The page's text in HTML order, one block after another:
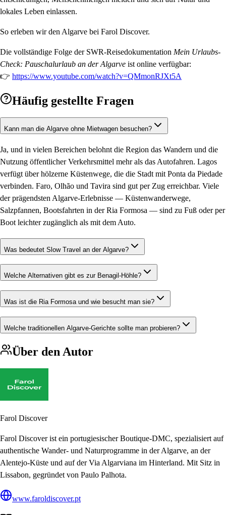
lokales Leben einlassen.
So erleben wir den Algarve bei Farol Discover.
Die vollständige Folge der SWR-Reisedokumentation Mein Urlaubs-
Check: Pauschalurlaub an der Algarve ist online verfügbar:
👉 https://www.youtube.com/watch?v=QMmonRJXt5A
Häufig gestellte Fragen
Kann man die Algarve ohne Mietwagen besuchen?
Ja, und in vielen Bereichen belohnt die Region das Wandern und die
Nutzung öffentlicher Verkehrsmittel mehr als das Autofahren. Lagos
verfügt über hölzerne Küstenwege, die die Stadt mit Ponta da Piedade
verbinden. Faro, Olhão und Tavira sind gut per Zug erreichbar. Viele
der prägendsten Algarve-Erlebnisse — Küstenwanderwege,
Salzpfannen, Bootsfahrten in der Ria Formosa — sind zu Fuß oder per
Boot leichter zugänglich als mit dem Auto.
Was bedeutet Slow Travel an der Algarve?
Welche Alternativen gibt es zur Benagil-Höhle?
Was ist die Ria Formosa und wie besucht man sie?
Welche traditionellen Algarve-Gerichte sollte man probieren?
Über den Autor
Farol Discover
Farol Discover ist ein portugiesischer Boutique-DMC, spezialisiert auf
authentische Wander- und Naturprogramme in der Algarve, an der
Alentejo-Küste und auf der Via Algarviana im Hinterland. Mit Sitz in
Lissabon, gegründet von Paulo Palhota.
www.faroldiscover.pt